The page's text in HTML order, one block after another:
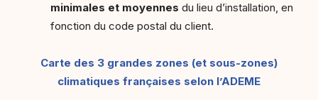
minimales et moyennes du lieu d’installation, en
fonction du code postal du client.
Carte des 3 grandes zones (et sous-zones)
climatiques françaises selon l’ADEME